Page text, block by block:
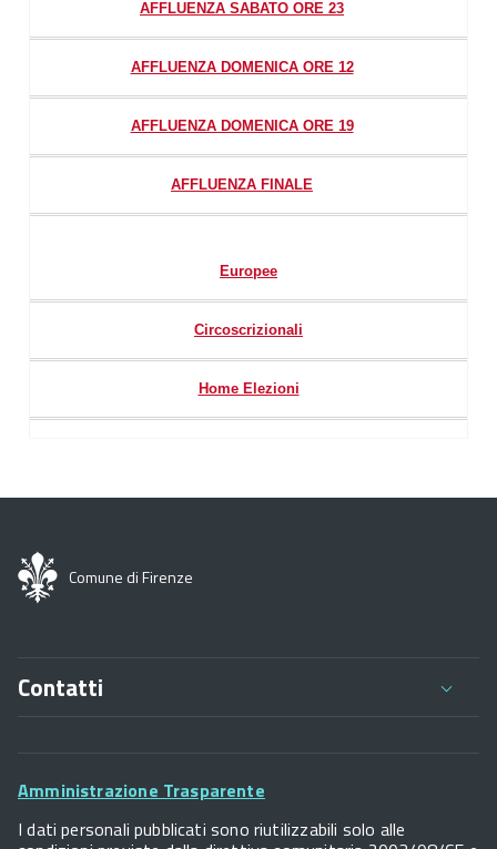
AFFLUENZA SABATO ORE 23
AFFLUENZA DOMENICA ORE 12
AFFLUENZA DOMENICA ORE 19
AFFLUENZA FINALE
Europee
Circoscrizionali
Home Elezioni
Comune di Firenze
Contatti
Palazzo Vecchio
P.IVA 01307110484
Footer
Amministrazione Trasparente
I dati personali pubblicati sono riutilizzabili solo alle